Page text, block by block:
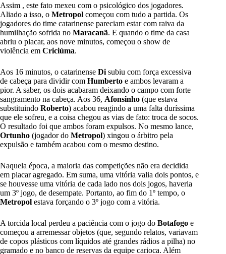
Assim , este fato mexeu com o psicológico dos jogadores.
Aliado a isso, o Metropol começou com tudo a partida. Os
jogadores do time catarinense pareciam estar com raiva da
humilhação sofrida no Maracanã. E quando o time da casa
abriu o placar, aos nove minutos, começou o show de
violência em Criciúma.
Aos 16 minutos, o catarinense Disubiu com força excessiva
de cabeça para dividir com Humberto e ambos levaram a
pior. A saber, os dois acabaram deixando o campo com forte
sangramento na cabeça. Aos 36, Afonsinho (que estava
substituindo Roberto) acabou reagindo a uma falta duríssima
que ele sofreu, e a coisa chegou as vias de fato: troca de socos.
O resultado foi que ambos foram expulsos. No mesmo lance,
Ortunho (jogador do Metropol) xingou o árbitro pela
expulsão e também acabou com o mesmo destino.
Naquela época, a maioria das competições não era decidida
em placar agregado. Em suma, uma vitória valia dois pontos, e
se houvesse uma vitória de cada lado nos dois jogos, haveria
um 3º jogo, de desempate. Portanto, ao fim do 1º tempo, o
Metropol estava forçando o 3º jogo com a vitória.
A torcida local perdeu a paciência com o jogo do Botafogo e
começou a arremessar objetos (que, segundo relatos, variavam
de copos plásticos com líquidos até grandes rádios a pilha) no
gramado e no banco de reservas da equipe carioca. Além